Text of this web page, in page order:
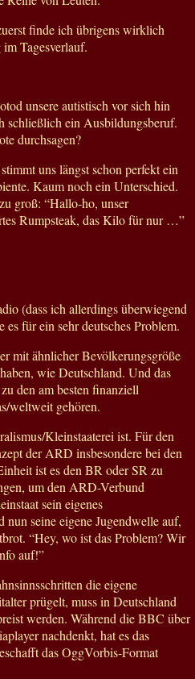
finde ich übrigens wirklich
Tagesverlauf.
unsere autistisch vor sich hin
schließlich ein Ausbildungsberuf.
durchsagen?
uns längst schon perfekt ein
Kaum noch ein Unterschied.
groß: “Hallo-ho, unser
Rumpsteak, das Kilo für nur …”
(dass ich allerdings überwiegend
für ein sehr deutsches Problem.
mit ähnlicher Bevölkerungsgröße
wie Deutschland. Und das
den am besten finanziell
weltweit gehören.
Kleinstaaterei ist. Für den
der ARD insbesondere bei den
ist es den BR oder SR zu
um den ARD-Verbund
sein eigenes
seine eigene Jugendwelle auf,
“Hey, wo ist das Problem? Wir
auf!”
die eigene
prügelt, muss in Deutschland
werden. Während die BBC über
nachdenkt, hat es das
das OggVorbis-Format